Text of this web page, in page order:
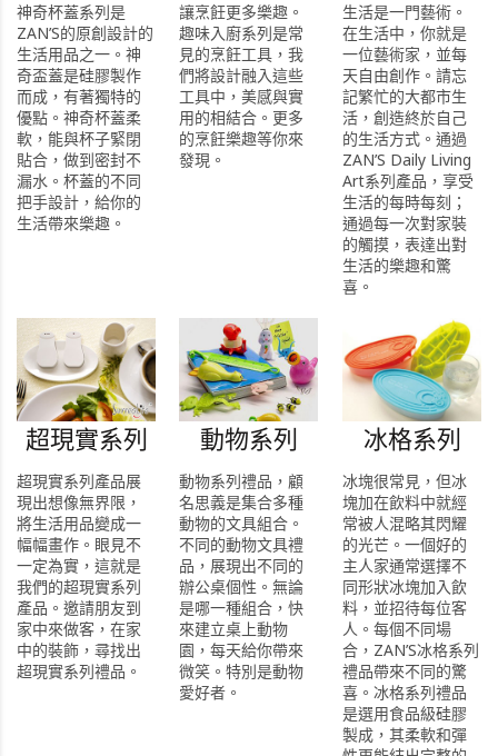
神奇杯蓋系列是
ZAN’S的原創設計的
生活用品之一。神
奇盃蓋是硅膠製作
而成，有著獨特的
優點。神奇杯蓋柔
軟，能與杯子緊閉
貼合，做到密封不
漏水。杯蓋的不同
把手設計，給你的
生活帶來樂趣。
讓烹飪更多樂趣。
趣味入廚系列是常
見的烹飪工具，我
們將設計融入這些
工具中，美感與實
用的相結合。更多
的烹飪樂趣等你來
發現。
生活是一門藝術。
在生活中，你就是
一位藝術家，並每
天自由創作。請忘
記繁忙的大都市生
活，創造終於自己
的生活方式。通過
ZAN’S Daily Living
Art系列產品，享受
生活的每時每刻；
通過每一次對家裝
的觸摸，表達出對
生活的樂趣和驚
喜。
超現實系列 動物系列 冰格系列
超現實系列產品展
現出想像無界限，
將生活用品變成一
幅幅畫作。眼見不
一定為實，這就是
我們的超現實系列
產品。邀請朋友到
家中來做客，在家
中的裝飾，尋找出
超現實系列禮品。
動物系列禮品，顧
名思義是集合多種
動物的文具組合。
不同的動物文具禮
品，展現出不同的
辦公桌個性。無論
是哪一種組合，快
來建立桌上動物
園，每天給你帶來
微笑。特別是動物
愛好者。
冰塊很常見，但冰
塊加在飲料中就經
常被人混略其閃耀
的光芒。一個好的
主人家通常選擇不
同形狀冰塊加入飲
料，並招待每位客
人。每個不同場
合，ZAN’S冰格系列
禮品帶來不同的驚
喜。冰格系列禮品
是選用食品級硅膠
製成，其柔軟和彈